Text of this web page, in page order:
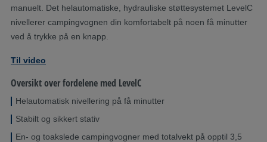
manuelt. Det helautomatiske, hydrauliske støttesystemet LevelC
nivellerer campingvognen din komfortabelt på noen få minutter
ved å trykke på en knapp.
Til video
Oversikt over fordelene med LevelC
Helautomatisk nivellering på få minutter
Stabilt og sikkert stativ
En- og toakslede campingvogner med totalvekt på opptil 3,5